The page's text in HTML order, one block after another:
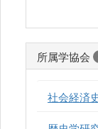
所属学協会
社会経済